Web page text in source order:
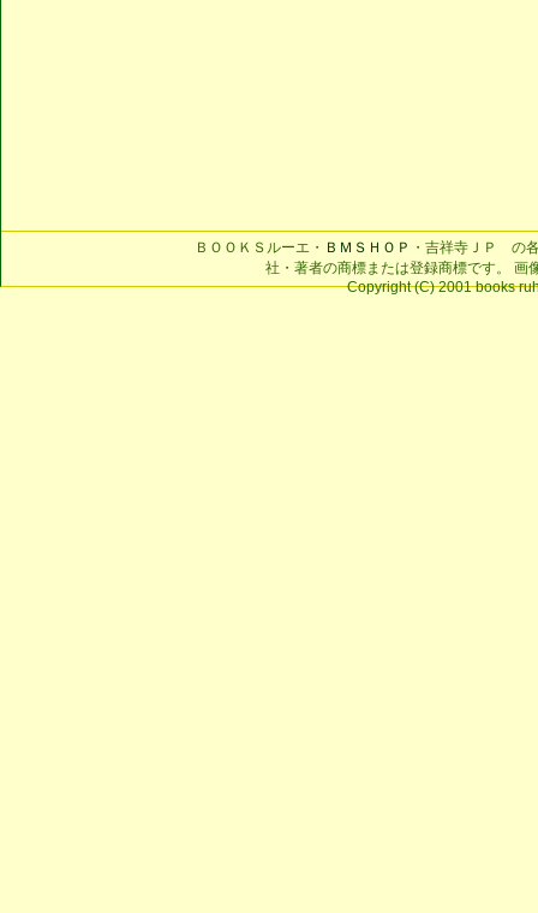
ＢＯＯＫＳルーエ・ ＢＭＳＨＯＰ ・吉祥寺ＪＰ の
社・著者の商標または登録商標です。 画
Copyright (C) 2001 books